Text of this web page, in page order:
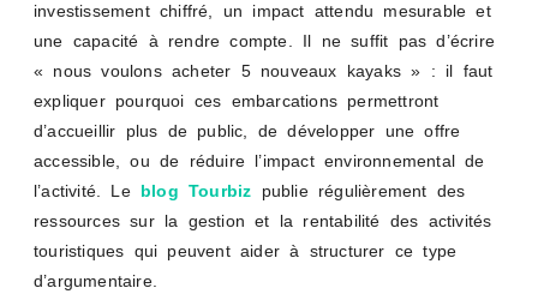
investissement chiffré, un impact attendu mesurable et
une capacité à rendre compte. Il ne suffit pas d’écrire
« nous voulons acheter 5 nouveaux kayaks » : il faut
expliquer pourquoi ces embarcations permettront
d’accueillir plus de public, de développer une offre
accessible, ou de réduire l’impact environnemental de
l’activité. Le blog Tourbiz publie régulièrement des
ressources sur la gestion et la rentabilité des activités
touristiques qui peuvent aider à structurer ce type
d’argumentaire.